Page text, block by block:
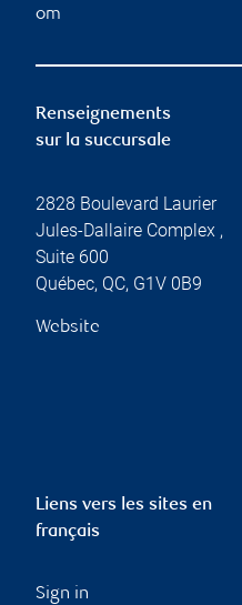
om
Renseignements
sur la succursale
2828 Boulevard Laurier
Jules-Dallaire Complex ,
Suite 600
Québec, QC, G1V 0B9
Website
Liens vers les sites en
français
Sign in